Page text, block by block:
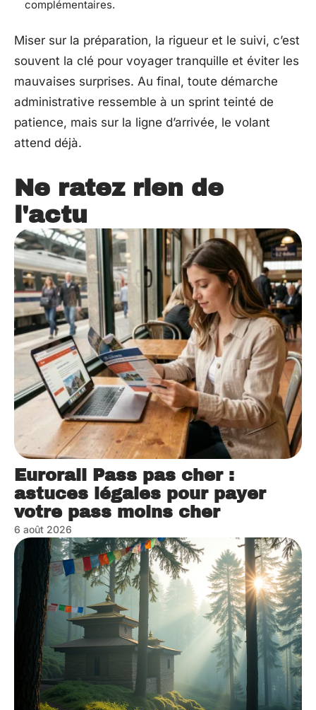
complémentaires.
Miser sur la préparation, la rigueur et le suivi, c’est
souvent la clé pour voyager tranquille et éviter les
mauvaises surprises. Au final, toute démarche
administrative ressemble à un sprint teinté de
patience, mais sur la ligne d’arrivée, le volant
attend déjà.
Ne ratez rien de
l'actu
Eurorail Pass pas cher :
astuces légales pour payer
votre pass moins cher
6 août 2026